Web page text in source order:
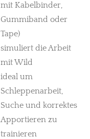
mit Kabelbinder,
Gummiband oder
Tape)
simuliert die Arbeit
mit Wild
ideal um
Schleppenarbeit,
Suche und korrektes
Apportieren zu
trainieren